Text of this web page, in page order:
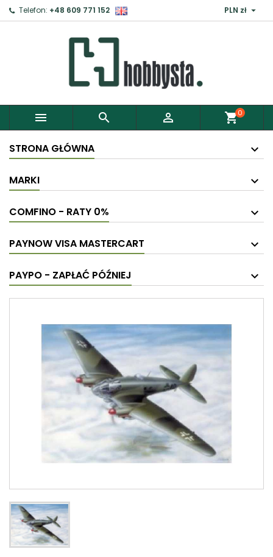
Telefon: +48 609 771 152 PLN zł 
   shopping_cart0
STRONA GŁÓWNA
MARKI
COMFINO - RATY 0%
PAYNOW VISA MASTERCART
PAYPO - ZAPŁAĆ PÓŹNIEJ